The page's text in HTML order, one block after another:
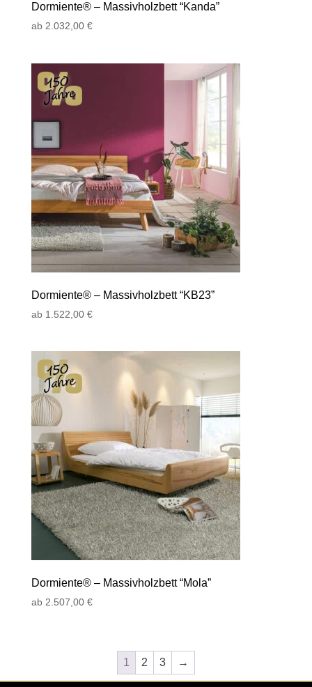
Dormiente® – Massivholzbett “Kanda”
ab 2.032,00 €
Dormiente® – Massivholzbett “KB23”
ab 1.522,00 €
Dormiente® – Massivholzbett “Mola”
ab 2.507,00 €
1 2 3 →